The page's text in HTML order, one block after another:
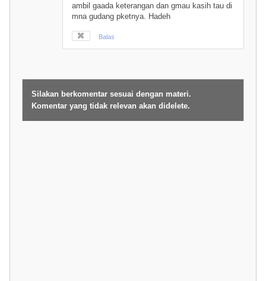
ambil gaada keterangan dan gmau kasih tau di
mna gudang pketnya. Hadeh
Balas
Silakan berkomentar sesuai dengan materi.
Komentar yang tidak relevan akan didelete.